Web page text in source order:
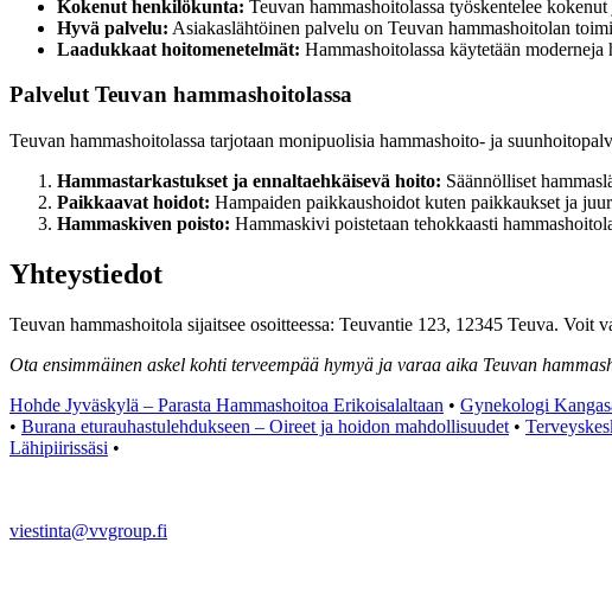
Kokenut henkilökunta: Teuvan hammashoitolassa työskentelee
Hyvä palvelu: Asiakaslähtöinen palvelu on Teuvan hammashoitolan
Laadukkaat hoitomenetelmät: Hammashoitolassa käytetään
Palvelut Teuvan hammashoitolassa
Teuvan hammashoitolassa tarjotaan monipuolisia hammashoito- ja
Hammastarkastukset ja ennaltaehkäisevä hoito: Säännölliset
Paikkaavat hoidot: Hampaiden paikkaushoidot kuten paikkaukset ja
Hammaskiven poisto: Hammaskivi poistetaan tehokkaasti
Yhteystiedot
Teuvan hammashoitola sijaitsee osoitteessa: Teuvantie 123, 12345 Teuva. Voit
Ota ensimmäinen askel kohti terveempää hymyä ja varaa aika Teuvan
Hohde Jyväskylä – Parasta Hammashoitoa Erikoisalaltaan • Gynekologi
• Burana eturauhastulehdukseen – Oireet ja hoidon mahdollisuudet •
Lähipiirissäsi •
viestinta@vvgroup.fi